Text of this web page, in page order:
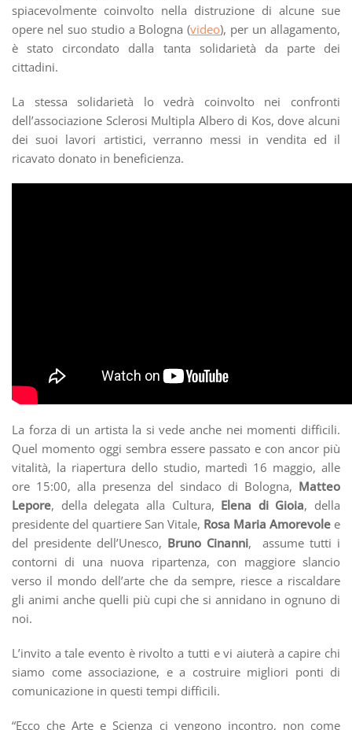
spiacevolmente coinvolto nella distruzione di alcune sue
opere nel suo studio a Bologna (video), per un allagamento,
è stato circondato dalla tanta solidarietà da parte dei
cittadini.
La stessa solidarietà lo vedrà coinvolto nei confronti
dell’associazione Sclerosi Multipla Albero di Kos, dove alcuni
dei suoi lavori artistici, verranno messi in vendita ed il
ricavato donato in beneficienza.
La forza di un artista la si vede anche nei momenti difficili.
Quel momento oggi sembra essere passato e con ancor più
vitalità, la riapertura dello studio, martedì 16 maggio, alle
ore 15:00, alla presenza del sindaco di Bologna, Matteo
Lepore, della delegata alla Cultura, Elena di Gioia, della
presidente del quartiere San Vitale, Rosa Maria Amorevole e
del presidente dell’Unesco, Bruno Cinanni, assume tutti i
contorni di una nuova ripartenza, con maggiore slancio
verso il mondo dell’arte che da sempre, riesce a riscaldare
gli animi anche quelli più cupi che si annidano in ognuno di
noi.
L’invito a tale evento è rivolto a tutti e vi aiuterà a capire chi
siamo come associazione, e a costruire migliori ponti di
comunicazione in questi tempi difficili.
“Ecco che Arte e Scienza ci vengono incontro, non come